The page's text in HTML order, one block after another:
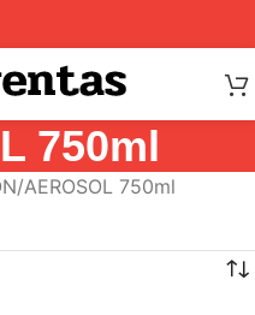
750ml
AEROSOL 750ml